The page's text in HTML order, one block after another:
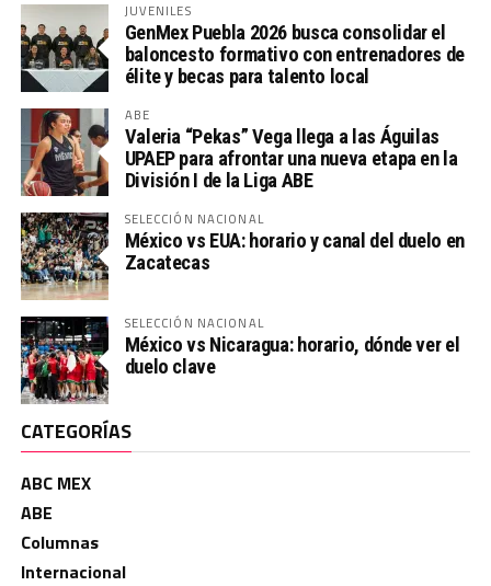
JUVENILES
GenMex Puebla 2026 busca consolidar el
baloncesto formativo con entrenadores de
élite y becas para talento local
ABE
Valeria “Pekas” Vega llega a las Águilas
UPAEP para afrontar una nueva etapa en la
División I de la Liga ABE
SELECCIÓN NACIONAL
México vs EUA: horario y canal del duelo en
Zacatecas
SELECCIÓN NACIONAL
México vs Nicaragua: horario, dónde ver el
duelo clave
CATEGORÍAS
ABC MEX
ABE
Columnas
Internacional